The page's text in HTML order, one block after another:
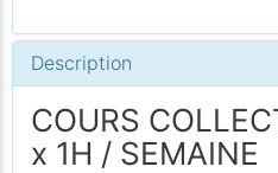
Description
COURS
x 1H / SEMAINE